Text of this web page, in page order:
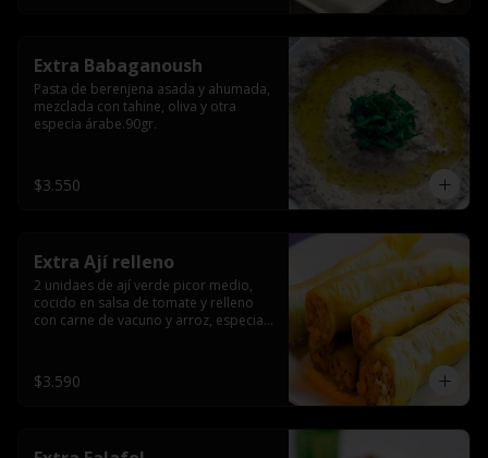
Extra Babaganoush
Pasta de berenjena asada y ahumada,
mezclada con tahine, oliva y otra
especia árabe.90gr.
$3.550
Extra Ají relleno
2 unidaes de ají verde picor medio,
cocido en salsa de tomate y relleno
con carne de vacuno y arroz, especia
$3.590